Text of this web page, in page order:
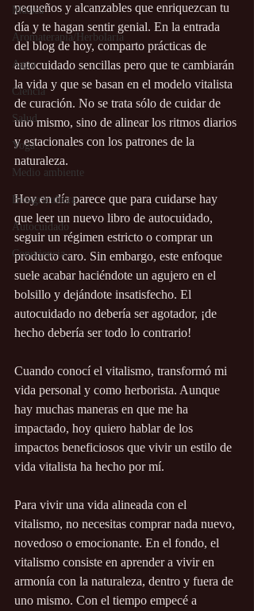
Música
Aromaterapia/Herbolaria
Agua
Ciencia
Salud
Yoga
Medio ambiente
Bioagricultura
Autocuidado
Consciencia
pequeños y alcanzables que enriquezcan tu
día y te hagan sentir genial. En la entrada
del blog de hoy, comparto prácticas de
autocuidado sencillas pero que te cambiarán
la vida y que se basan en el modelo vitalista
de curación. No se trata sólo de cuidar de
uno mismo, sino de alinear los ritmos diarios
y estacionales con los patrones de la
naturaleza.
Hoy en día parece que para cuidarse hay
que leer un nuevo libro de autocuidado,
seguir un régimen estricto o comprar un
producto caro. Sin embargo, este enfoque
suele acabar haciéndote un agujero en el
bolsillo y dejándote insatisfecho. El
autocuidado no debería ser agotador, ¡de
hecho debería ser todo lo contrario!
Cuando conocí el vitalismo, transformó mi
vida personal y como herborista. Aunque
hay muchas maneras en que me ha
impactado, hoy quiero hablar de los
impactos beneficiosos que vivir un estilo de
vida vitalista ha hecho por mí.
Para vivir una vida alineada con el
vitalismo, no necesitas comprar nada nuevo,
novedoso o emocionante. En el fondo, el
vitalismo consiste en aprender a vivir en
armonía con la naturaleza, dentro y fuera de
uno mismo. Con el tiempo empecé a